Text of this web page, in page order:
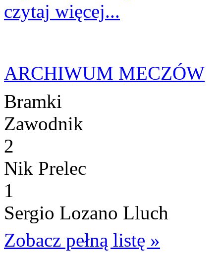
czytaj więcej...
ARCHIWUM MECZÓW
Bramki
Zawodnik
2
Nik Prelec
1
Sergio Lozano Lluch
Zobacz pełną listę »